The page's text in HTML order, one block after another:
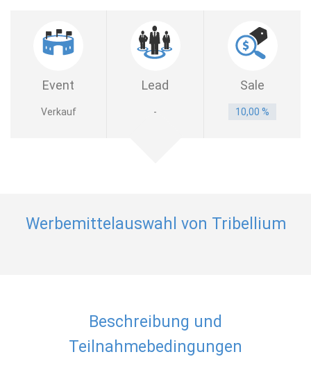
Event Lead Sale
Verkauf - 10,00 %
Werbemittelauswahl von Tribellium
Beschreibung und
Teilnahmebedingungen